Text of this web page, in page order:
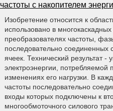
частоты с накопителем
Изобретение относится к
использовано в
преобразователях частоты,
последовательно соединенных
ячеек. Технический результат
электроэнергии, потребляемой
изменениях его нагрузки. В
частоты последовательно
входы которых подключены к
многообмоточного силового